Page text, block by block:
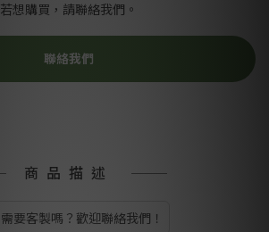
若想購買，請聯絡我們。
聯絡我們
商品描述
需要客製嗎？歡迎聯絡我們！